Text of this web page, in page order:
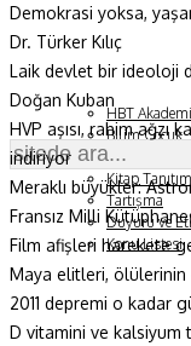
Teknoyaşam
Fazlası
HBT Akademi
Bilim Çocuk
Soru ve Yanıt
Kitap
Tartışma
Duyuru ve
Konu Listesi
Demokrasi yoksa,
Dr. Türker Kılıç
Laik devlet bir ideoloji
Doğan Kuban
HVP aşısı, rahim ağzı
indiriyor
Meraklı büyükler:
Fransız Milli
Film afişleri harekete
Maya elitleri, ölülerinin
2011 depremi o kadar
D vitamini ve kalsiyum